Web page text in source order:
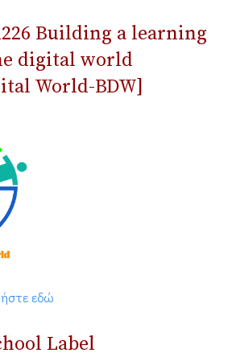
Building a learning
digital world
World-BDW]
εδώ
Label